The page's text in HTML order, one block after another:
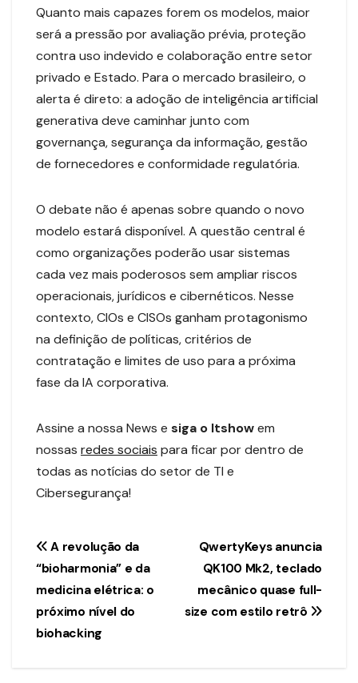
Quanto mais capazes forem os modelos, maior
será a pressão por avaliação prévia, proteção
contra uso indevido e colaboração entre setor
privado e Estado. Para o mercado brasileiro, o
alerta é direto: a adoção de inteligência artificial
generativa deve caminhar junto com
governança, segurança da informação, gestão
de fornecedores e conformidade regulatória.
O debate não é apenas sobre quando o novo
modelo estará disponível. A questão central é
como organizações poderão usar sistemas
cada vez mais poderosos sem ampliar riscos
operacionais, jurídicos e cibernéticos. Nesse
contexto, CIOs e CISOs ganham protagonismo
na definição de políticas, critérios de
contratação e limites de uso para a próxima
fase da IA corporativa.
Assine a nossa News e siga o Itshowem
nossas redes sociais para ficar por dentro de
todas as notícias do setor de TI e
Cibersegurança!
Navegação
de
Post
QwertyKeys anuncia
QK100 Mk2, teclado
mecânico quase full-
size com estilo retrô
A revolução da
“bioharmonia” e da
medicina elétrica: o
próximo nível do
biohacking